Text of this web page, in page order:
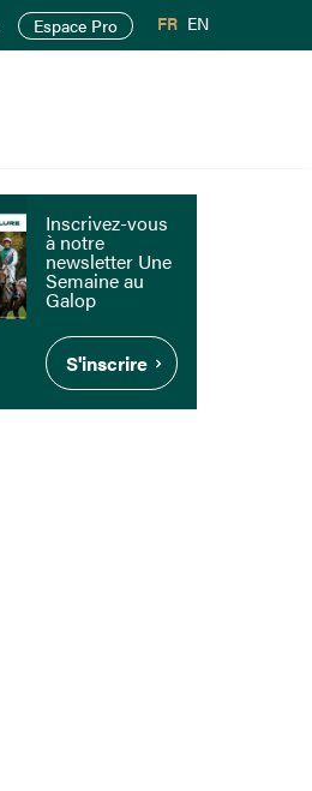
Espace Pro FR EN
Inscrivez-vous
à notre
newsletter Une
Semaine au
Galop
S'inscrire